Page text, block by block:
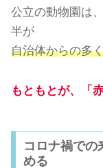
公立の動物園は
半が
自治体からの多
もともとが、「
コロナ禍での
める